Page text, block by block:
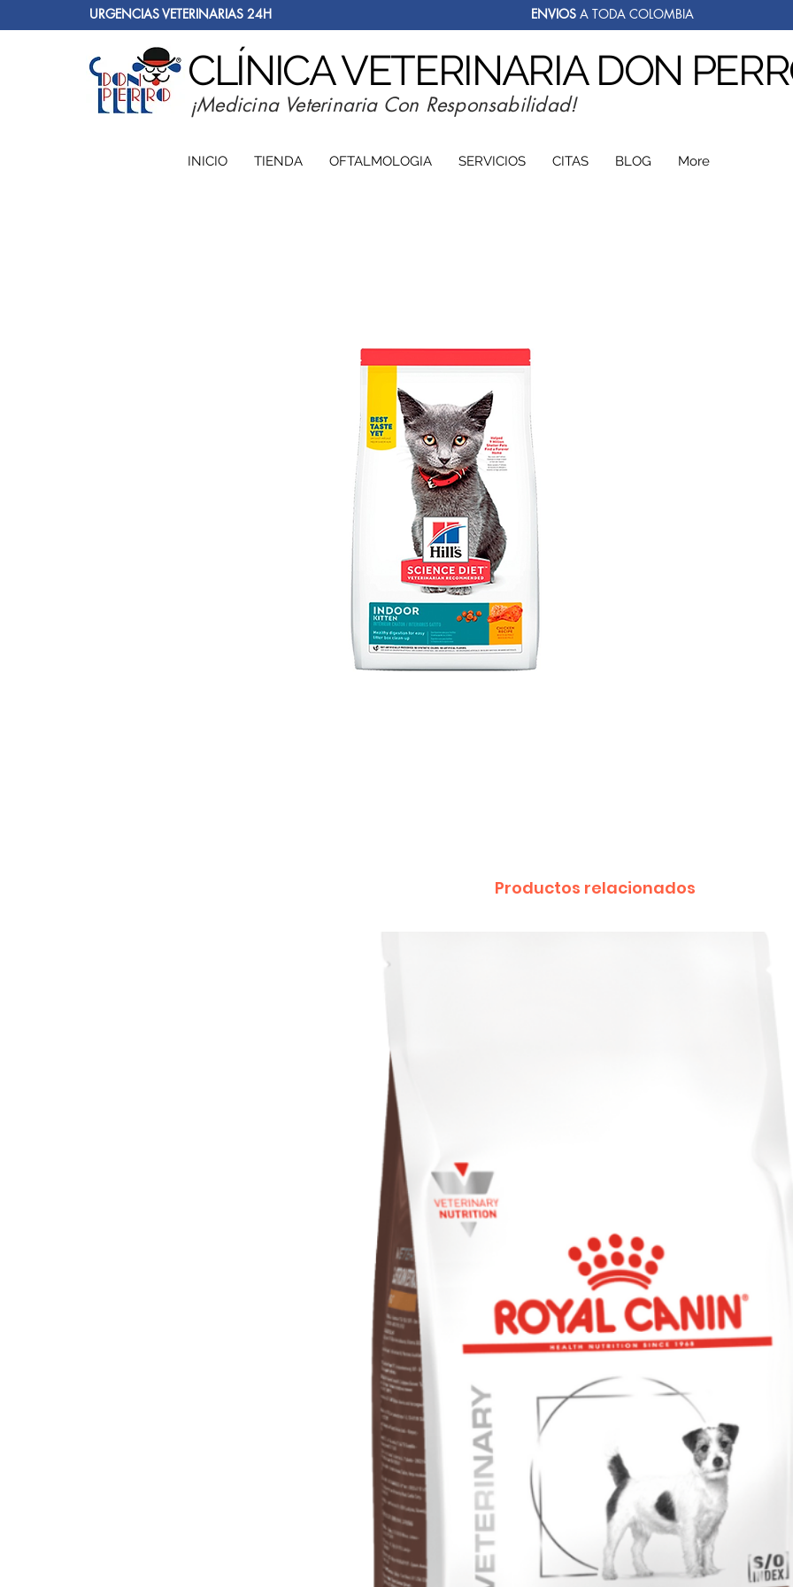
URGENCIAS VETERINARIAS 24H ENVIOS A TODA COLOMBIA
CLÍNICA VETERINARIA DON
¡Medicina Veterinaria Con Responsabilidad!
INICIO TIENDA OFTALMOLOGIA SERVICIOS CITAS BLOG More
Productos relacionados